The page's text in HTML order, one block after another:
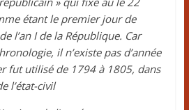
étant le premier jour de
l’an I de la République. Car
il n’existe pas d’année
fut utilisé de 1794 à 1805, dans
l’état-civil